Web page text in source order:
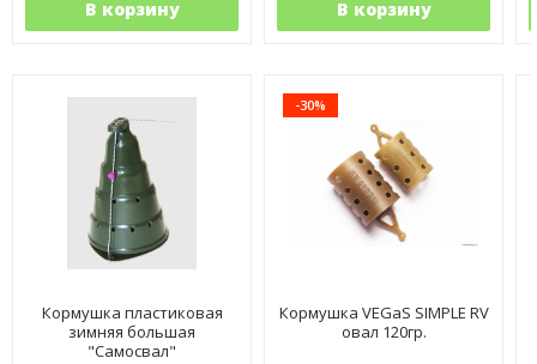
В корзину В корзину
Кормушка пластиковая
зимняя большая
"Самосвал"
-30%
Кормушка VEGaS SIMPLE RV
овал 120гр.